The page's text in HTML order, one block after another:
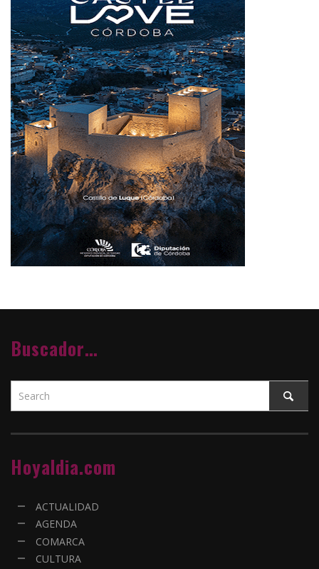
Buscador…
Hoyaldia.com
ACTUALIDAD
AGENDA
COMARCA
CULTURA